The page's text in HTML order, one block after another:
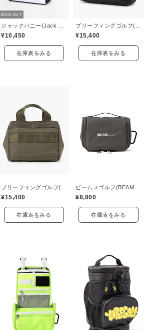
SOLD OUT
¥10,450
在庫表をみる
¥15,400
在庫表をみる
ブリーフィングゴルフ(BRIEFING GOLF)
¥15,400
在庫表をみる
ビームスゴルフ(BEAMS GOLF)
¥8,800
在庫表をみる